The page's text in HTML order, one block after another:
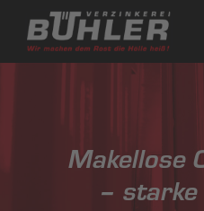
Makellose
–